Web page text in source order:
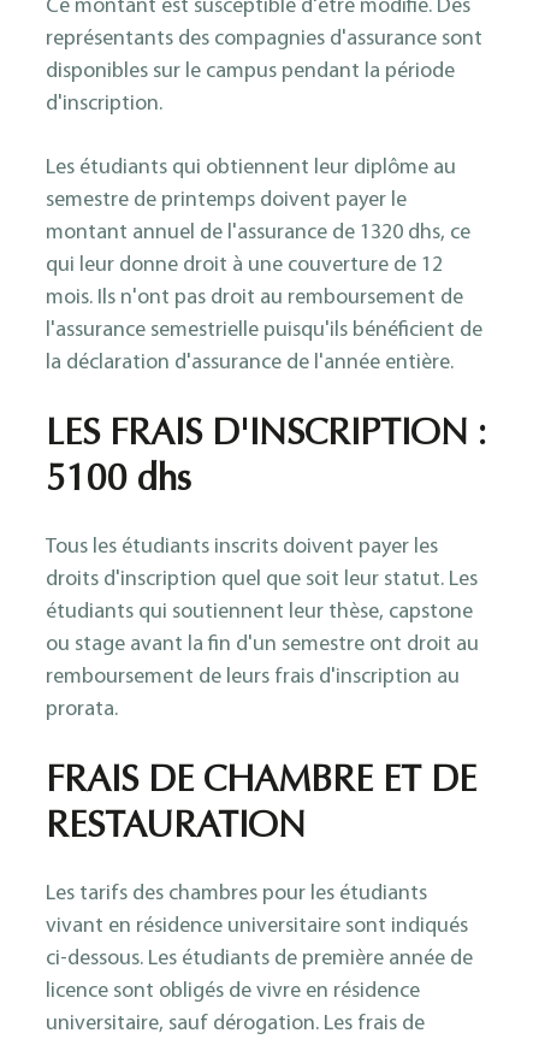
Ce montant est susceptible d'être modifié. Des
représentants des compagnies d'assurance sont
disponibles sur le campus pendant la période
d'inscription.
Les étudiants qui obtiennent leur diplôme au
semestre de printemps doivent payer le
montant annuel de l'assurance de 1320 dhs, ce
qui leur donne droit à une couverture de 12
mois. Ils n'ont pas droit au remboursement de
l'assurance semestrielle puisqu'ils bénéficient de
la déclaration d'assurance de l'année entière.
LES FRAIS D'INSCRIPTION :
5100 dhs
Tous les étudiants inscrits doivent payer les
droits d'inscription quel que soit leur statut. Les
étudiants qui soutiennent leur thèse, capstone
ou stage avant la fin d'un semestre ont droit au
remboursement de leurs frais d'inscription au
prorata.
FRAIS DE CHAMBRE ET DE
RESTAURATION
Les tarifs des chambres pour les étudiants
vivant en résidence universitaire sont indiqués
ci-dessous. Les étudiants de première année de
licence sont obligés de vivre en résidence
universitaire, sauf dérogation. Les frais de